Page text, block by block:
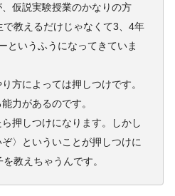
仮説実験授業のかなりの方
教えるだけじゃなくて3、4年
というふうになってきていま
方によっては押しつけです。
力があるのです。
押しつけになります。しかし
〉といういことが押しつけに
教えちゃうんです。